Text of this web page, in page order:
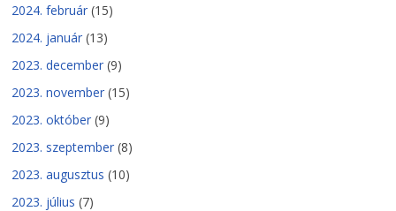
2024. február (15)
2024. január (13)
2023. december (9)
2023. november (15)
2023. október (9)
2023. szeptember (8)
2023. augusztus (10)
2023. július (7)